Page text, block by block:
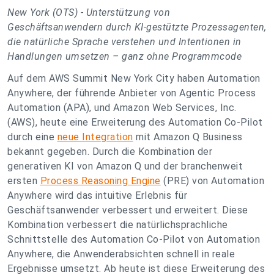
New York (OTS) - Unterstützung von
Geschäftsanwendern durch KI-gestützte Prozessagenten,
die natürliche Sprache verstehen und Intentionen in
Handlungen umsetzen – ganz ohne Programmcode
Auf dem AWS Summit New York City haben Automation
Anywhere, der führende Anbieter von Agentic Process
Automation (APA), und Amazon Web Services, Inc.
(AWS), heute eine Erweiterung des Automation Co-Pilot
durch eine neue Integration mit Amazon Q Business
bekannt gegeben. Durch die Kombination der
generativen KI von Amazon Q und der branchenweit
ersten Process Reasoning Engine (PRE) von Automation
Anywhere wird das intuitive Erlebnis für
Geschäftsanwender verbessert und erweitert. Diese
Kombination verbessert die natürlichsprachliche
Schnittstelle des Automation Co-Pilot von Automation
Anywhere, die Anwenderabsichten schnell in reale
Ergebnisse umsetzt. Ab heute ist diese Erweiterung des